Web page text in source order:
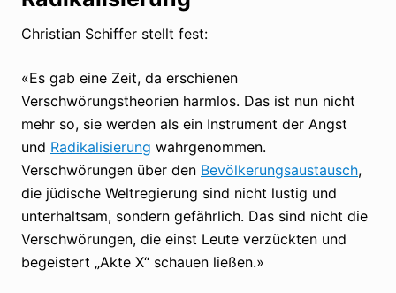
Christian Schiffer stellt fest:
«Es gab eine Zeit, da erschienen
Verschwörungstheorien harmlos. Das ist nun nicht
mehr so, sie werden als ein Instrument der Angst
und Radikalisierung wahrgenommen.
Verschwörungen über den Bevölkerungsaustausch,
die jüdische Weltregierung sind nicht lustig und
unterhaltsam, sondern gefährlich. Das sind nicht die
Verschwörungen, die einst Leute verzückten und
begeistert „Akte X“ schauen ließen.»